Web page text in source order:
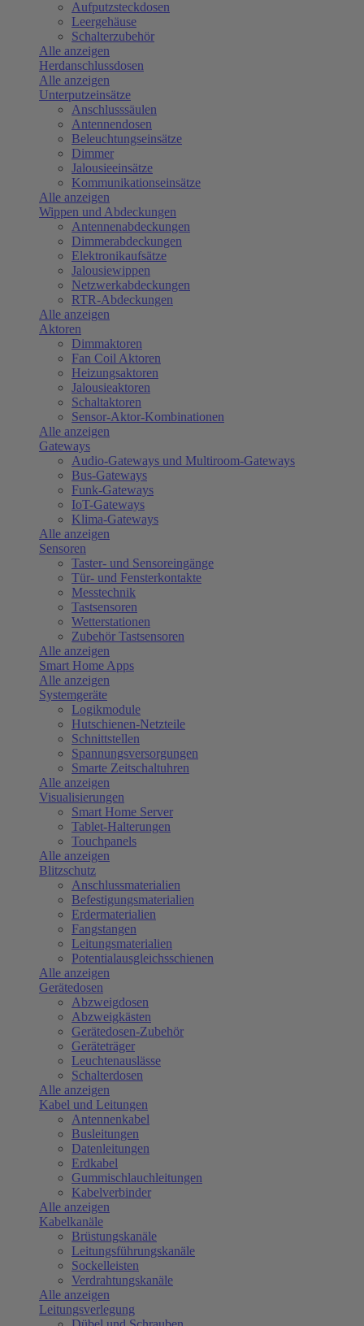
Aufputzsteckdosen
Leergehäuse
Schalterzubehör
Alle anzeigen
Herdanschlussdosen
Alle anzeigen
Unterputzeinsätze
Anschlusssäulen
Antennendosen
Beleuchtungseinsätze
Dimmer
Jalousieeinsätze
Kommunikationseinsätze
Alle anzeigen
Wippen und Abdeckungen
Antennenabdeckungen
Dimmerabdeckungen
Elektronikaufsätze
Jalousiewippen
Netzwerkabdeckungen
RTR-Abdeckungen
Alle anzeigen
Aktoren
Dimmaktoren
Fan Coil Aktoren
Heizungsaktoren
Jalousieaktoren
Schaltaktoren
Sensor-Aktor-Kombinationen
Alle anzeigen
Gateways
Audio-Gateways und Multiroom-Gateways
Bus-Gateways
Funk-Gateways
IoT-Gateways
Klima-Gateways
Alle anzeigen
Sensoren
Taster- und Sensoreingänge
Tür- und Fensterkontakte
Messtechnik
Tastsensoren
Wetterstationen
Zubehör Tastsensoren
Alle anzeigen
Smart Home Apps
Alle anzeigen
Systemgeräte
Logikmodule
Hutschienen-Netzteile
Schnittstellen
Spannungsversorgungen
Smarte Zeitschaltuhren
Alle anzeigen
Visualisierungen
Smart Home Server
Tablet-Halterungen
Touchpanels
Alle anzeigen
Blitzschutz
Anschlussmaterialien
Befestigungsmaterialien
Erdermaterialien
Fangstangen
Leitungsmaterialien
Potentialausgleichsschienen
Alle anzeigen
Gerätedosen
Abzweigdosen
Abzweigkästen
Gerätedosen-Zubehör
Geräteträger
Leuchtenauslässe
Schalterdosen
Alle anzeigen
Kabel und Leitungen
Antennenkabel
Busleitungen
Datenleitungen
Erdkabel
Gummischlauchleitungen
Kabelverbinder
Alle anzeigen
Kabelkanäle
Brüstungskanäle
Leitungsführungskanäle
Sockelleisten
Verdrahtungskanäle
Alle anzeigen
Leitungsverlegung